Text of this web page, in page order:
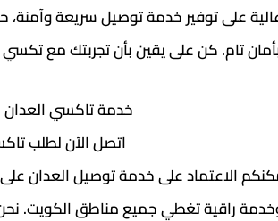
على توفير خدمة توصيل سريعة
تام. كن على يقين بأن تجربتك مع تكسي
خدمة تاكسي العدان 50901617
اتصل الآن لطلب
راقية تغطي جميع مناطق الكويت.